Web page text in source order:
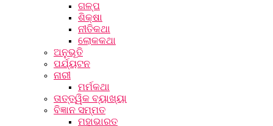
ଗଳ୍ପ
ଶିକ୍ଷା
ନୀତିକଥା
ଲୋକକଥା
ଅନୁଭୂତି
ପର୍ଯ୍ୟଟନ
ନାରୀ
ମର୍ମକଥା
ତାତ୍ତ୍ୱିକ ବ୍ୟାଖ୍ୟା
ବିଜ୍ଞାନ ସମ୍ମତ
ମହାଭାରତ